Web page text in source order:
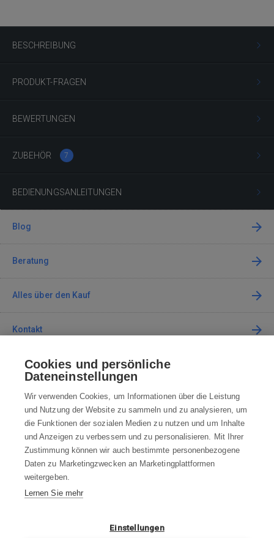
BESCHREIBUNG
PRODUKT-FRAGEN
BEWERTUNGEN
ZUBEHÖR 7
BEDIENUNGSANLEITUNGEN
Blog
Beratung
Alles über den Kauf
Kontakt
Kontaktieren Sie uns
info@robotworld.de
+49 25 197 159 962 Mo-Fr 8:00—16:00 Uhr
ALLE KONTAKTE
WIDERRUFSBELEHRUNG
DATENSCHUTZERKLÄRUNG
Cookies und persönliche
Dateneinstellungen
Wir verwenden Cookies, um Informationen über die Leistung
und Nutzung der Website zu sammeln und zu analysieren, um
die Funktionen der sozialen Medien zu nutzen und um Inhalte
und Anzeigen zu verbessern und zu personalisieren. Mit Ihrer
Zustimmung können wir auch bestimmte personenbezogene
Daten zu Marketingzwecken an Marketingplattformen
weitergeben.
Lernen Sie mehr
Einstellungen